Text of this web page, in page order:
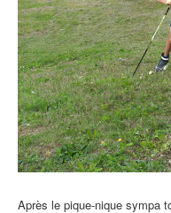
Après le pique-nique sympa